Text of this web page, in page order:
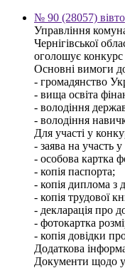
№ 90 (28057)
Управління
Чернігівської
оголошує конкурс
Основні вимоги
- громадянство
- вища освіта
- володіння
- володіння
Для участі у
- заява на участь у
- особова
- копія паспорта;
- копія диплома з
- копія трудової
- декларація про
- фотокартка
- копія довідки
Додаткова
Документи щодо